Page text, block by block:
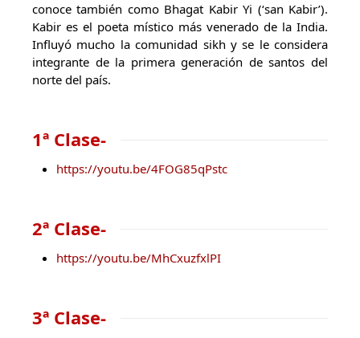
conoce también como Bhagat Kabir Yi (‘san Kabir’).
Kabir es el poeta místico más venerado de la India.
Influyó mucho la comunidad sikh y se le considera
integrante de la primera generación de santos del
norte del país.
1ª Clase-
https://youtu.be/4FOG85qPstc
2ª Clase-
https://youtu.be/MhCxuzfxlPI
3ª Clase-